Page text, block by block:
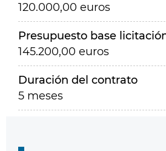
120.000,00 euros
Presupuesto base
145.200,00 euros
Duración del contrato
5 meses